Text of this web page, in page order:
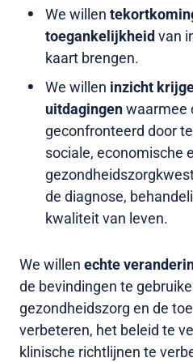
We willen
toegankelijkheid van
kaart brengen.
We willen inzicht
uitdagingenwaarmee
geconfronteerd door
sociale, economische
de diagnose,
kwaliteit van leven.
We willen echte
de bevindingen te
gezondheidszorg en de
verbeteren, het beleid te
klinische richtlijnen te